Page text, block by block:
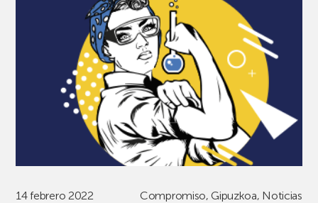
14 febrero 2022 Compromiso,Gipuzkoa, Noticias